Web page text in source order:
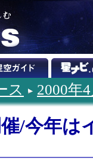
ス 2000年
/今年は